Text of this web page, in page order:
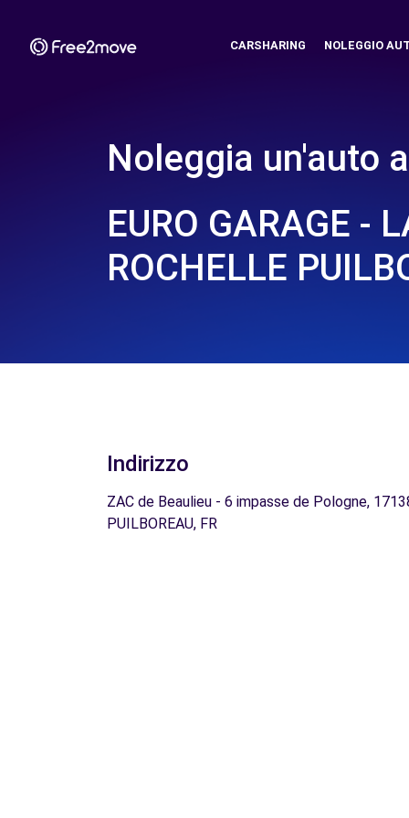
CARSHARING NOLEGGIO
Noleggia un'auto a
EURO GARAGE -
ROCHELLE
Indirizzo
ZAC de Beaulieu - 6 impasse de Pologne,
PUILBOREAU, FR